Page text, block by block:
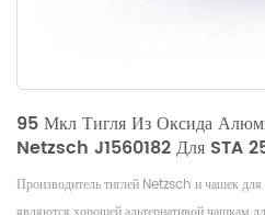
95 Мкл Тигля Из Оксида
Netzsch J1560182 Для STA
Производитель тиглей Netzsch и чашек для
являются хорошей альтернативой чашкам